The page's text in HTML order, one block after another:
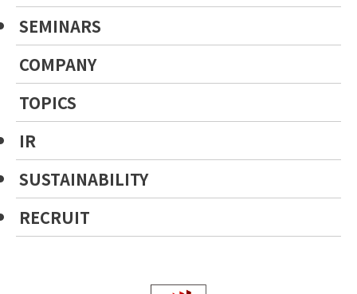
SEMINARS
COMPANY
TOPICS
IR
SUSTAINABILITY
RECRUIT